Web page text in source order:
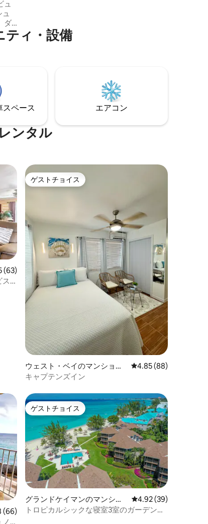
天
の
ガーデンを備えた、ユニークで設備の整
った居心地の良いコテージで、思い出を
ティ・設備
ス⁠ペ⁠ー⁠ス エアコン
ンタル
ュー63件、5つ星中5つ星の平均評価
(63)
ゲストチョイス
ゲストチョイス
ウェスト・ベイのマンショ
ン・アパート
レビュー88件、5つ星
4.85 (88)
キャプテンズイン
ー66件、5つ星中4.98つ星の平均評価
(66)
ゲストチョイス
ゲストチョイス
グランドケイマンのマンショ
ン・アパート
レビュー39件、5つ星
4.92 (39)
トロピカルシックな寝室3室のガーデンビ